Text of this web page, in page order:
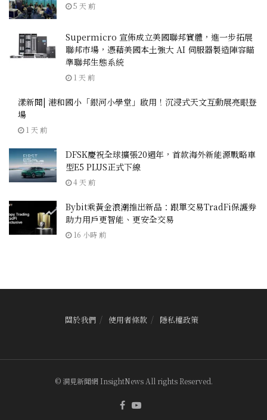
5 天 前
Supermicro 宣佈成立美國聯邦實體，進一步拓展
聯邦市場，憑藉美國本土強大 AI 伺服器製造陣容瞄
準聯邦生態系統
1 天 前
漾新聞| 港和國小「銀河小學堂」啟用！沉浸式天文互動展亮眼登
場
1 天 前
DFSK慶祝全球擴張20週年，首款海外新能源戰略車
型E5 PLUS正式下線
4 天 前
Bybit乘黃金浪潮推出新品：跟單交易TradFi保護券
助力用戶更智能、更安全交易
16 小時 前
關於我們 使用者條款 隱私權政策
© 洞見新聞網 InsightNews All rights Reserved.